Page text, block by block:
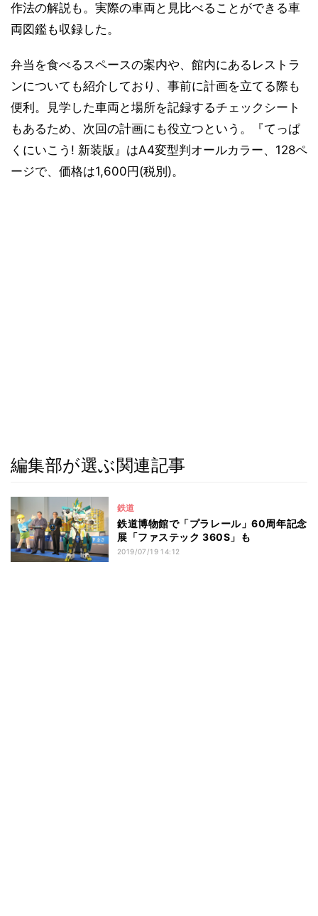
作法の解説も。実際の車両と見比べることができる車
両図鑑も収録した。
弁当を食べるスペースの案内や、館内にあるレストラ
ンについても紹介しており、事前に計画を立てる際も
便利。見学した車両と場所を記録するチェックシート
もあるため、次回の計画にも役立つという。『てっぱ
くにいこう! 新装版』はA4変型判オールカラー、128ペ
ージで、価格は1,600円(税別)。
編集部が選ぶ関連記事
鉄道
鉄道博物館で「プラレール」60周年記念
展「ファステック 360S」も
2019/07/19 14:12